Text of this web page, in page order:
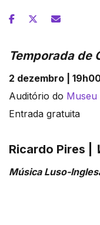
Temporada de
2 dezembro |
Auditório do Museu
Entrada gratuita
Ricardo Pires |
Música Luso-